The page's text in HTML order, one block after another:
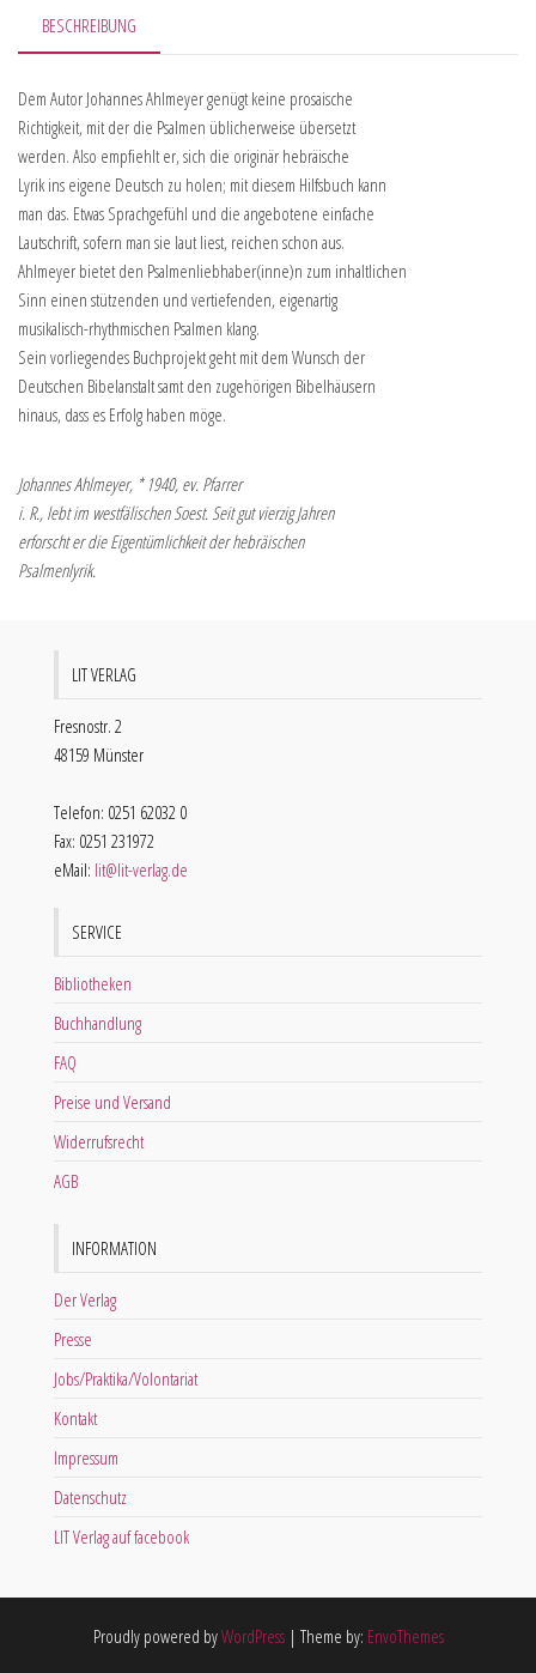
BESCHREIBUNG
Dem Autor Johannes Ahlmeyer genügt keine prosaische
Richtigkeit, mit der die Psalmen üblicherweise übersetzt
werden. Also empfiehlt er, sich die originär hebräische
Lyrik ins eigene Deutsch zu holen; mit diesem Hilfsbuch kann
man das. Etwas Sprachgefühl und die angebotene einfache
Lautschrift, sofern man sie laut liest, reichen schon aus.
Ahlmeyer bietet den Psalmenliebhaber(inne)n zum inhaltlichen
Sinn einen stützenden und vertiefenden, eigenartig
musikalisch-rhythmischen Psalmen klang.
Sein vorliegendes Buchprojekt geht mit dem Wunsch der
Deutschen Bibelanstalt samt den zugehörigen Bibelhäusern
hinaus, dass es Erfolg haben möge.
Johannes Ahlmeyer, * 1940, ev. Pfarrer
i. R., lebt im westfälischen Soest. Seit gut vierzig Jahren
erforscht er die Eigentümlichkeit der hebräischen
Psalmenlyrik.
LIT VERLAG
Fresnostr. 2
48159 Münster
Telefon: 0251 62032 0
Fax: 0251 231972
eMail: lit@lit-verlag.de
SERVICE
Bibliotheken
Buchhandlung
FAQ
Preise und Versand
Widerrufsrecht
AGB
INFORMATION
Der Verlag
Presse
Jobs/Praktika/Volontariat
Kontakt
Impressum
Datenschutz
LIT Verlag auf facebook
Proudly powered byWordPress | Theme by: EnvoThemes